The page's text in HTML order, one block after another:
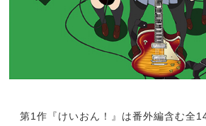
第1作『けいおん！』は番外編含む全